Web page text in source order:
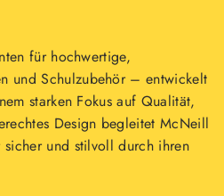
für hochwertige,
und Schulzubehör – entwickelt
starken Fokus auf Qualität,
Design begleitet McNeill
und stilvoll durch ihren